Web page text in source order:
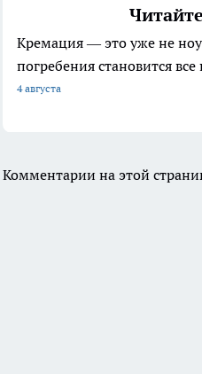
Кремация — это уже не
погребения становится
4 августа
Комментарии на этой